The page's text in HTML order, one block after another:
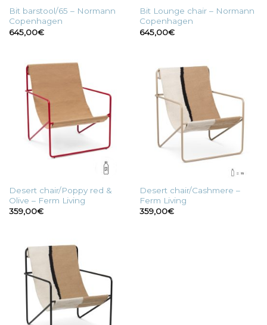
Bit barstool/65 – Normann
Copenhagen
645,00€
Bit Lounge chair – Normann
Copenhagen
645,00€
Desert chair/Poppy red &
Olive – Ferm Living
359,00€
Desert chair/Cashmere –
Ferm Living
359,00€